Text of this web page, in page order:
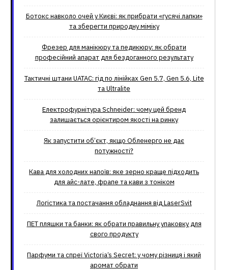
Ботокс навколо очей у Києві: як прибрати «гусячі лапки»
та зберегти природну міміку
Фрезер для манікюру та педикюру: як обрати
професійний апарат для бездоганного результату
Тактичні штани UATAC: гід по лінійках Gen 5.7, Gen 5.6, Lite
та Ultralite
Електрофурнітура Schneider: чому цей бренд
залишається орієнтиром якості на ринку
Як запустити об’єкт, якщо Обленерго не дає
потужності?
Кава для холодних напоїв: яке зерно краще підходить
для айс-лате, фрапе та кави з тоніком
Логістика та постачання обладнання від LaserSvit
ПЕТ пляшки та банки: як обрати правильну упаковку для
свого продукту
Парфуми та спреї Victoria’s Secret: у чому різниця і який
аромат обрати